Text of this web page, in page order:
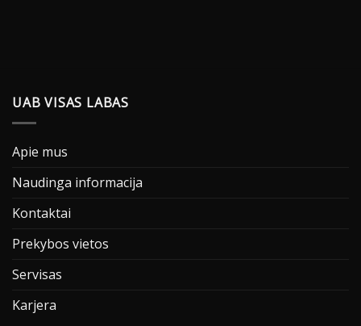
UAB VISAS LABAS
Apie mus
Naudinga informacija
Kontaktai
Prekybos vietos
Servisas
Karjera